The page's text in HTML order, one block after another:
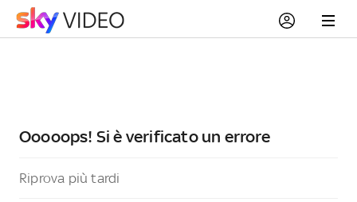
Ooooops! Si è verificato un errore
Riprova più tardi